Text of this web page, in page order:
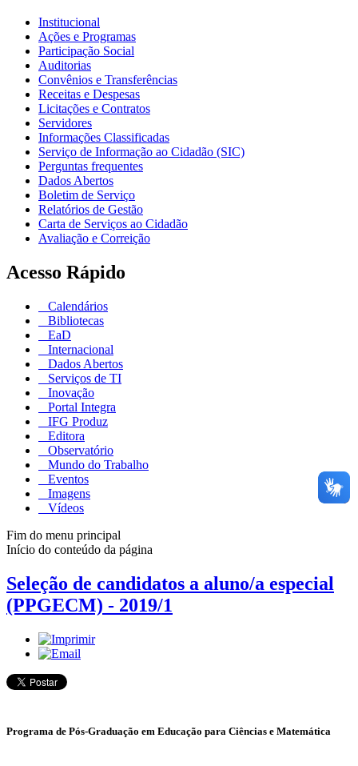
Institucional
Ações e Programas
Participação Social
Auditorias
Convênios e Transferências
Receitas e Despesas
Licitações e Contratos
Servidores
Informações Classificadas
Serviço de Informação ao Cidadão (SIC)
Perguntas frequentes
Dados Abertos
Boletim de Serviço
Relatórios de Gestão
Carta de Serviços ao Cidadão
Avaliação e Correição
Acesso Rápido
Calendários
Bibliotecas
EaD
Internacional
Dados Abertos
Serviços de TI
Inovação
Portal Integra
IFG Produz
Editora
Observatório
Mundo do Trabalho
Eventos
Imagens
Vídeos
Fim do menu principal
Início do conteúdo da página
Seleção de candidatos a aluno/a especial
(PPGECM) - 2019/1
Programa de Pós-Graduação em Educação para Ciências e Matemática